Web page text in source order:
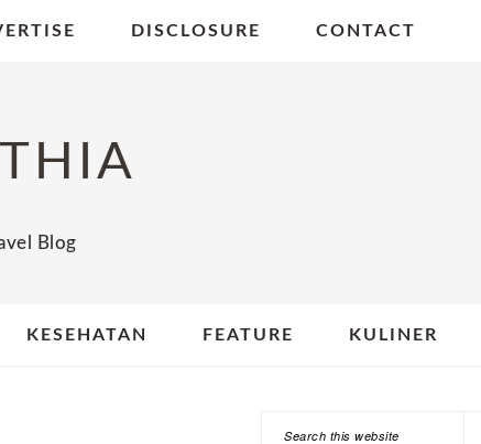
DISCLOSURE CONTACT
Blog
KESEHATAN FEATURE KULINER
PRIMARY
Search